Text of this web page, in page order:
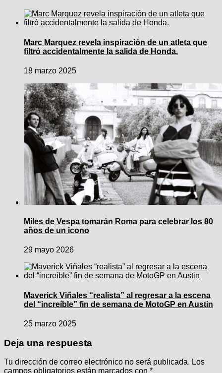
Marc Marquez revela inspiración de un atleta que
filtró accidentalmente la salida de Honda.
18 marzo 2025
Miles de Vespa tomarán Roma para celebrar los 80
años de un icono
29 mayo 2026
Maverick Viñales “realista” al regresar a la escena
del “increíble” fin de semana de MotoGP en Austin
25 marzo 2025
Deja una respuesta
Tu dirección de correo electrónico no será publicada. Los
campos obligatorios están marcados con *